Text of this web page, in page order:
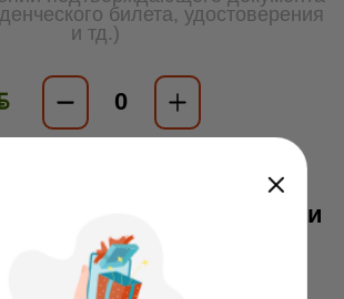
билета, удостоверения
и тд.)
и также дни
каникул